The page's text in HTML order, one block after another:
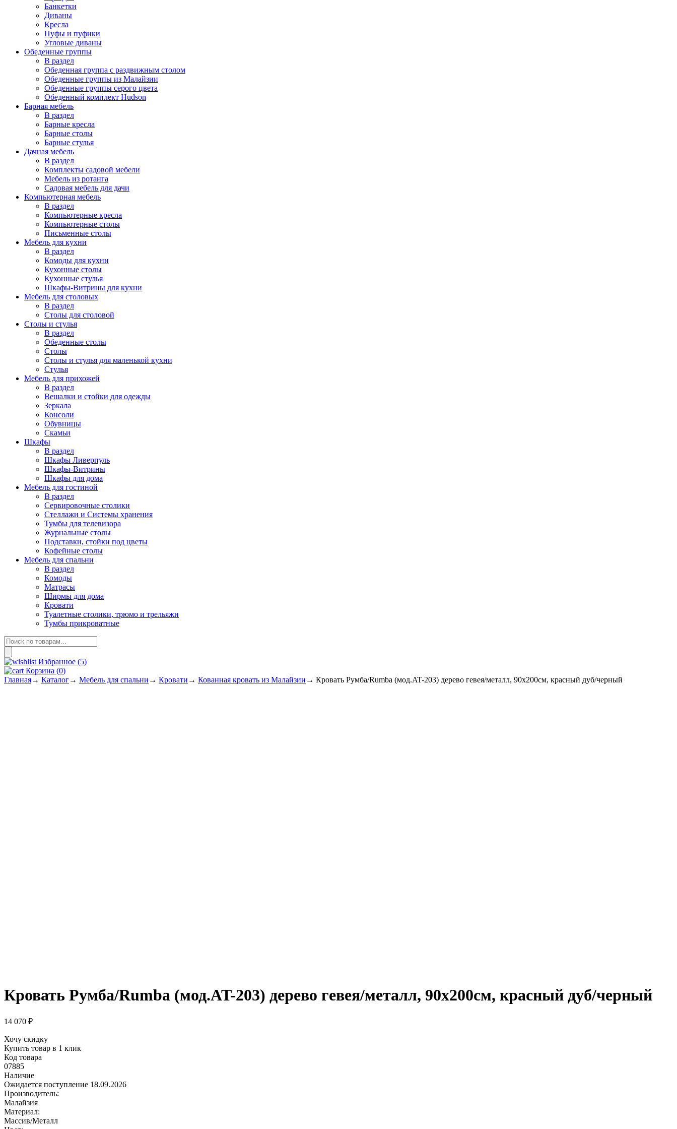
Банкетки
Диваны
Кресла
Пуфы и пуфики
Угловые диваны
Обеденные группы
В раздел
Обеденная группа с раздвижным столом
Обеденные группы из Малайзии
Обеденные группы серого цвета
Обеденный комплект Hudson
Барная мебель
В раздел
Барные кресла
Барные столы
Барные стулья
Дачная мебель
В раздел
Комплекты садовой мебели
Мебель из ротанга
Садовая мебель для дачи
Компьютерная мебель
В раздел
Компьютерные кресла
Компьютерные столы
Письменные столы
Мебель для кухни
В раздел
Комоды для кухни
Кухонные столы
Кухонные стулья
Шкафы-Витрины для кухни
Мебель для столовых
В раздел
Столы для столовой
Столы и стулья
В раздел
Обеденные столы
Столы
Столы и стулья для маленькой кухни
Стулья
Мебель для прихожей
В раздел
Вешалки и стойки для одежды
Зеркала
Консоли
Обувницы
Скамьи
Шкафы
В раздел
Шкафы Ливерпуль
Шкафы-Витрины
Шкафы для дома
Мебель для гостиной
В раздел
Сервировочные столики
Стеллажи и Системы хранения
Тумбы для телевизора
Журнальные столы
Подставки, стойки под цветы
Кофейные столы
Мебель для спальни
В раздел
Комоды
Матрасы
Ширмы для дома
Кровати
Туалетные столики, трюмо и трельяжи
Тумбы прикроватные
Поиск
товаров
Избранное (5)
Корзина (0)
Главная→ Каталог→ Мебель для спальни → Кровати → Кованная кровать из Малайзии → Кровать Румба/Rumba (мод.AT-203) дерево гевея/металл, 90х200см, красный дуб/черный
Кровать Румба/Rumba (мод.AT-203) дерево гевея/металл, 90х200см, красный дуб/черный
14 070 ₽
Хочу скидку
Купить товар в 1 клик
Код товара
07885
Наличие
Ожидается поступление 18.09.2026
Производитель:
Малайзия
Материал:
Массив/Металл